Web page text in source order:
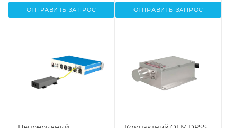
ОТПРАВИТЬ ЗАПРОС ОТПРАВИТЬ ЗАПРОС